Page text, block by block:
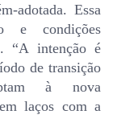
adotada. Essa
e condições
“A intenção é
de transição
à nova
laços com a